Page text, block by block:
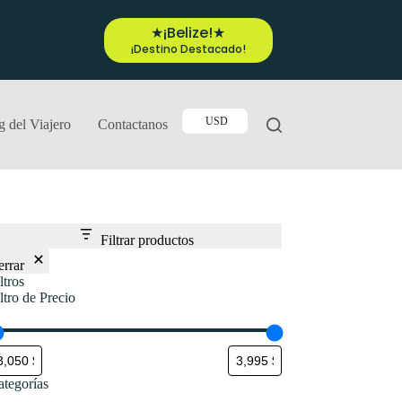
★¡Belize!★
¡Destino Destacado!
del Viajero Contactanos USD
Filtrar productos
de Precio